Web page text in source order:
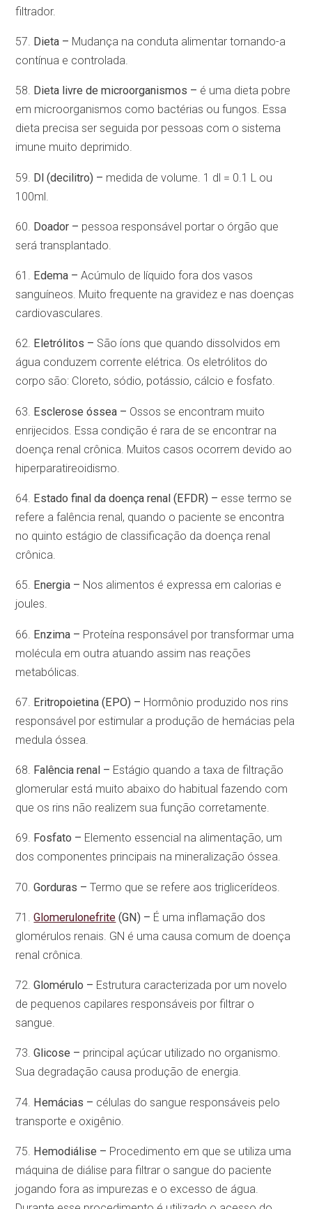
filtrador.
57. Dieta – Mudança na conduta alimentar tornando-a
contínua e controlada.
58. Dieta livre de microorganismos – é uma dieta pobre
em microorganismos como bactérias ou fungos. Essa
dieta precisa ser seguida por pessoas com o sistema
imune muito deprimido.
59. Dl (decilitro) – medida de volume. 1 dl = 0.1 L ou
100ml.
60. Doador – pessoa responsável portar o órgão que
será transplantado.
61. Edema – Acúmulo de líquido fora dos vasos
sanguíneos. Muito frequente na gravidez e nas doenças
cardiovasculares.
62. Eletrólitos – São íons que quando dissolvidos em
água conduzem corrente elétrica. Os eletrólitos do
corpo são: Cloreto, sódio, potássio, cálcio e fosfato.
63. Esclerose óssea – Ossos se encontram muito
enrijecidos. Essa condição é rara de se encontrar na
doença renal crônica. Muitos casos ocorrem devido ao
hiperparatireoidismo.
64. Estado final da doença renal (EFDR) – esse termo se
refere a falência renal, quando o paciente se encontra
no quinto estágio de classificação da doença renal
crônica.
65. Energia – Nos alimentos é expressa em calorias e
joules.
66. Enzima – Proteína responsável por transformar uma
molécula em outra atuando assim nas reações
metabólicas.
67. Eritropoietina (EPO) – Hormônio produzido nos rins
responsável por estimular a produção de hemácias pela
medula óssea.
68. Falência renal – Estágio quando a taxa de filtração
glomerular está muito abaixo do habitual fazendo com
que os rins não realizem sua função corretamente.
69. Fosfato – Elemento essencial na alimentação, um
dos componentes principais na mineralização óssea.
70.Gorduras – Termo que se refere aos triglicerídeos.
71.Glomerulonefrite (GN) – É uma inflamação dos
glomérulos renais. GN é uma causa comum de doença
renal crônica.
72.Glomérulo – Estrutura caracterizada por um novelo
de pequenos capilares responsáveis por filtrar o
sangue.
73.Glicose – principal açúcar utilizado no organismo.
Sua degradação causa produção de energia.
74. Hemácias – células do sangue responsáveis pelo
transporte e oxigênio.
75. Hemodiálise – Procedimento em que se utiliza uma
máquina de diálise para filtrar o sangue do paciente
jogando fora as impurezas e o excesso de água.